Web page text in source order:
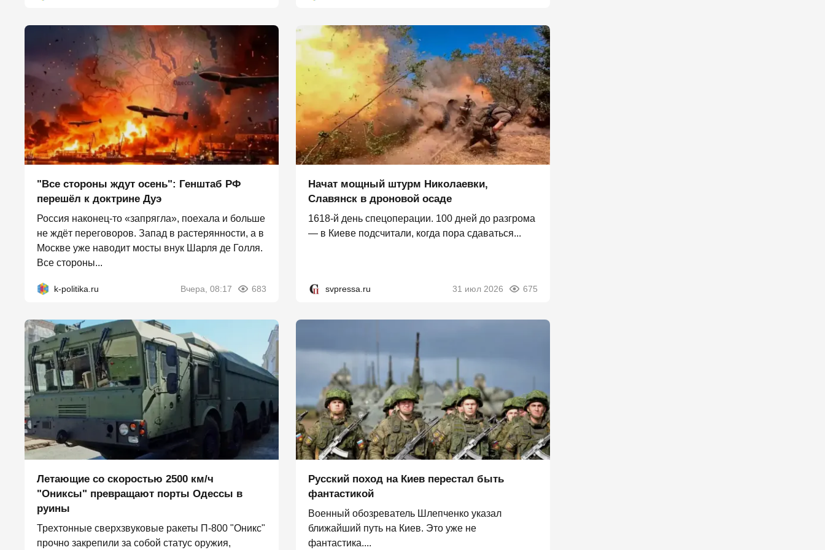
"Все стороны ждут осень": Генштаб РФ
перешёл к доктрине Дуэ
Россия наконец-то «запрягла», поехала и больше
не ждёт переговоров. Запад в растерянности, а в
Москве уже наводит мосты внук Шарля де Голля.
Все стороны...
k-politika.ru Вчера, 08:17 683
Начат мощный штурм Николаевки,
Славянск в дроновой осаде
1618-й день спецоперации. 100 дней до разгрома
— в Киеве подсчитали, когда пора сдаваться...
svpressa.ru 31 июл 2026 675
Летающие со скоростью 2500 км/ч
"Ониксы" превращают порты Одессы в
руины
Трехтонные сверхзвуковые ракеты П‑800 "Оникс"
прочно закрепили за собой статус оружия,
Русский поход на Киев перестал быть
фантастикой
Военный обозреватель Шлепченко указал
ближайший путь на Киев. Это уже не
фантастика....